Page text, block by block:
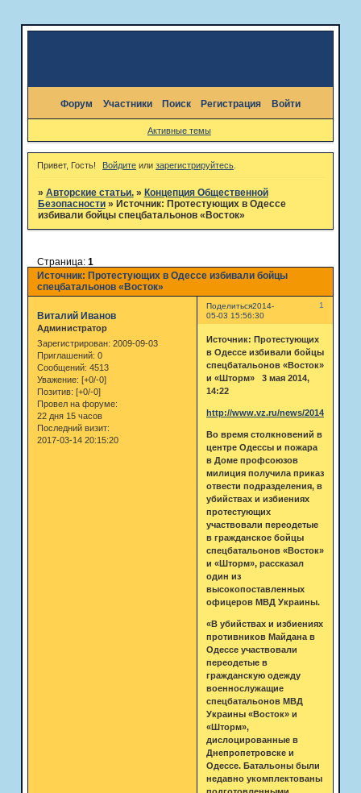
Форум Участники Поиск Регистрация Войти
Активные темы
Привет, Гость! Войдите илизарегистрируйтесь
» Авторские статьи. » Концепция Общественной
Безопасности » Источник: Протестующих в Одессе
избивали бойцы спецбатальонов «Восток»
Источник: Протестующих в Одессе избивали бойцы
спецбатальонов «Восток»
Страница: 1
Поделиться 1
2014-
05-03 15:56:30
Виталий Иванов
Администратор
Зарегистрирован: 2009-09-03
Приглашений: 0
Сообщений: 4513
Уважение: [+0/-0]
Позитив: [+0/-0]
Провел на форуме:
22 дня 15 часов
Последний визит:
2017-03-14 20:15:20
Источник: Протестующих
в Одессе избивали бойцы
спецбатальонов «Восток»
и «Шторм» 3 мая 2014,
14:22
http://www.vz.ru/news/2014/5/3/
Во время столкновений в
центре Одессы и пожара
в Доме профсоюзов
милиция получила приказ
отвести подразделения, в
убийствах и избиениях
протестующих
участвовали переодетые
в гражданское бойцы
спецбатальонов «Восток»
и «Шторм», рассказал
один из
высокопоставленных
офицеров МВД Украины.
«В убийствах и избиениях
противников Майдана в
Одессе участвовали
переодетые в
гражданскую одежду
военнослужащие
спецбатальонов МВД
Украины «Восток» и
«Шторм»,
дислоцированные в
Днепропетровске и
Одессе. Батальоны были
недавно укомплектованы
подготовленными